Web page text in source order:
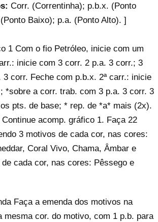
Corr. (Correntinha); p.b.x. (Ponto
Baixo); p.a. (Ponto Alto). ]
1 Com o fio Petróleo, inicie com um
inicie com 3 corr. 2 p.a. 3 corr.; 3
3 corr. Feche com p.b.x. 2ª carr.: inicie
*sobre a corr. trab. com 3 p.a. 3 corr. 3
pts. de base; * rep. de *a* mais (2x).
acomp. gráfico 1. Faça 22
3 motivos de cada cor, nas cores:
Coral Vivo, Chama, Âmbar e
cada cor, nas cores: Pêssego e
Faça a emenda dos motivos na
mesma cor. do motivo, com 1 p.b. para